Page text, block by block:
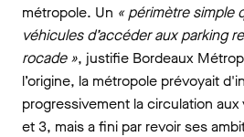
métropole. Un « périmètre simple
véhicules d’accéder aux parking
rocade », justifie Bordeaux
l’origine, la métropole prévoyait
progressivement la circulation
et 3, mais a fini par revoir ses